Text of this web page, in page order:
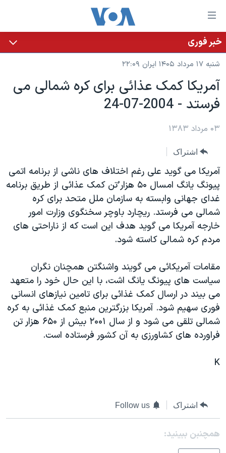
لینکهای
قابل
دسترسی
جهش
محتوای
اصلی
جهش
به
اصلی
جهش
به
جستجو
خانه
نسخه سبک وب‌سایت
موضوع ها
ایران
آمریکا
گزیده‌ها
ویژه برنامه‌ها
ویدیوها
فرهنگ و زندگی
اقتصادی
علم و فناوری
اسرائیل در جنگ
گالری عکس
برنامه های تلویزیونی
جدول برنامه ها
صفحه‌های ویژه
عملیات خشم حماسی
۲۵۰سالگی آمریکا
بایگانی برنامه‌های تلویزیونی
مستندها
حمله جمهوری اسلامی به اسرائیل
رمز مهسا
ورزش زنان در ایران
اعتراضات زن، زندگی، آزادی
چهل سال گروگان‌گیری
قانون شفافیت دارائی کادر رهبری ایران
اعتراضات مردمی آبان ۹۸
فرکانس‌های صدای آمریکا
پخش رادیویی
یادگیری زبان انگلیسی
دنبال کنید
زبانهای مختلف
خبر فوری
شنبه ۱۷ مرداد ۱۴۰۵ ایران ۲۲:۰۹
آمريکا کمک عذائی برای کره شمالی می
فرستد - 2004-07-24
۰۳ مرداد ۱۳۸۳
اشتراک
آمريکا می گويد علی رغم اختلاف های ناشی از برنامه اتمی
پيونگ يانگ امسال ۵۰ هزار ُتن کمک عذائی از طريق برنامه
غدای جهانی وابسته به سازمان ملل متحد برای کره
شمالی می فرستد. ريچارد باوچر سخنگوی وزارت امور
خارجه آمريکا می گويد هدف اين است که از ناراحتی های
مردم کره شمالی کاسته شود.
مقامات آمريکائی می گويند واشنگتن همچنان نگران
سياست های پيونگ يانگ اشت، با اين حال خود را متعهد
می بيند در ارسال کمک غذائی برای تامين نيازهای انسانی
فوری سهيم شود. آمريکا بزرگترين منبع کمک غذائی به کره
شمالی تلقی می شود و از سال ۲۰۰۱ بيش از ۶۵۰ هزار تن
فراورده های کشاورزی به آن کشور فرستاده است.
K
اشتراک Follow us
همچنبن ببینید: